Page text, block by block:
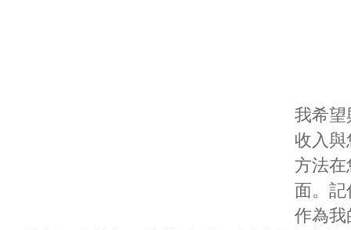
我希望
收入
方法在
面。記
作為我